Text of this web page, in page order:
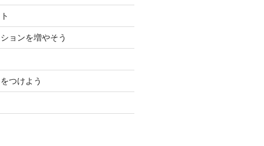
ョンを増やそう
つけよう